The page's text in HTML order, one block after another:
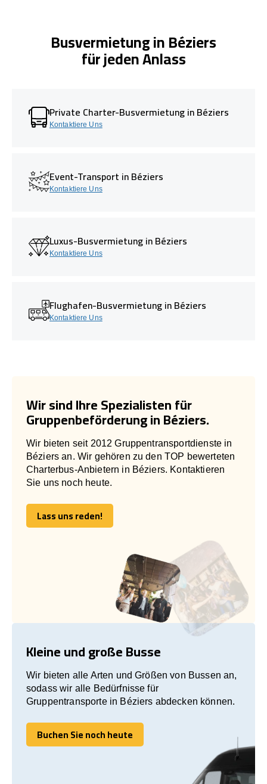
Busvermietung in Béziers
für jeden Anlass
Private Charter-Busvermietung in Béziers
Kontaktiere Uns
Event-Transport in Béziers
Kontaktiere Uns
Luxus-Busvermietung in Béziers
Kontaktiere Uns
Flughafen-Busvermietung in Béziers
Kontaktiere Uns
Wir sind Ihre Spezialisten für
Gruppenbeförderung in Béziers.
Wir bieten seit 2012 Gruppentransportdienste in
Béziers an. Wir gehören zu den TOP bewerteten
Charterbus-Anbietern in Béziers. Kontaktieren
Sie uns noch heute.
Lass uns reden!
Lass uns reden!
Kleine und große Busse
Wir bieten alle Arten und Größen von Bussen an,
sodass wir alle Bedürfnisse für
Gruppentransporte in Béziers abdecken können.
Buchen Sie noch heute
Buchen Sie noch heute